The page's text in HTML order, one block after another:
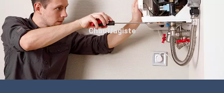
Chauffagiste